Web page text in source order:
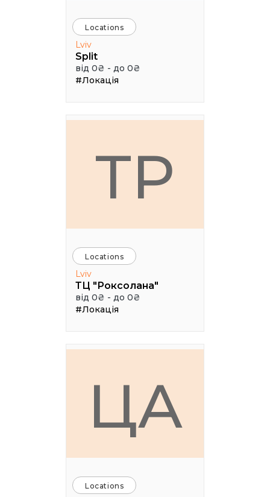
Locations
Lviv
Split
від 0₴ - до 0₴
#Локація
ТР
Locations
Lviv
ТЦ "Роксолана"
від 0₴ - до 0₴
#Локація
ЦА
Locations